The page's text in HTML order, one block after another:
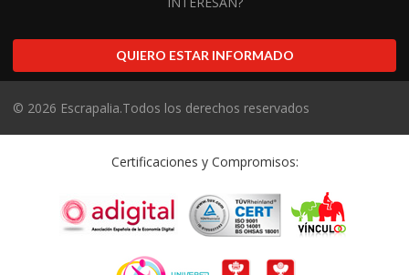
QUIERO ESTAR INFORMADO
© 2026 Escrapalia.Todos los derechos reservados
Certificaciones y Compromisos: